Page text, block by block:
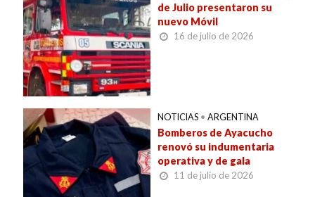
de Julio presentaron su
nuevo Móvil
16 de julio de 2026
NOTICIAS • ARGENTINA
Bomberos de Ayacucho
renovó su indumentaria
operativa y de gala
11 de julio de 2026